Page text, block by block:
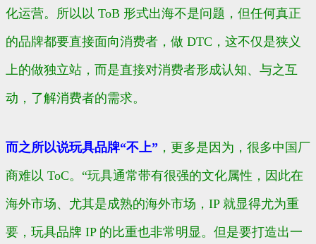
化运营。所以以 ToB 形式出海不是问题，但任何真正
的品牌都要直接面向消费者，做 DTC，这不仅是狭义
上的做独立站，而是直接对消费者形成认知、与之互
动，了解消费者的需求。
而之所以说玩具品牌“不上” ，更多是因为，很多中国厂
商难以 ToC。“玩具通常带有很强的文化属性，因此在
海外市场、尤其是成熟的海外市场，IP 就显得尤为重
要，玩具品牌 IP 的比重也非常明显。但是要打造出一